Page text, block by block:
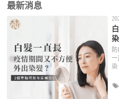
最新消息
一
染